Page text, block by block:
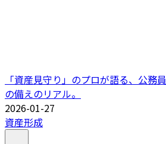
「資産見守り」のプロが語る、公務員
の備えのリアル。
2026-01-27
資産形成